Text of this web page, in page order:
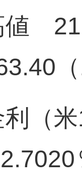
値
（
（